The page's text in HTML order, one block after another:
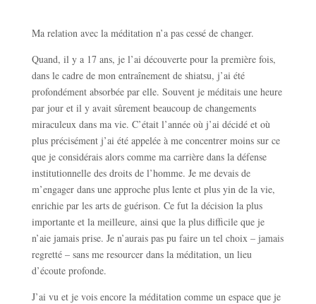
Ma relation avec la méditation n’a pas cessé de changer.
Quand, il y a 17 ans, je l’ai découverte pour la première fois,
dans le cadre de mon entraînement de shiatsu, j’ai été
profondément absorbée par elle. Souvent je méditais une heure
par jour et il y avait sûrement beaucoup de changements
miraculeux dans ma vie. C’était l’année où j’ai décidé et où
plus précisément j’ai été appelée à me concentrer moins sur ce
que je considérais alors comme ma carrière dans la défense
institutionnelle des droits de l’homme. Je me devais de
m’engager dans une approche plus lente et plus yin de la vie,
enrichie par les arts de guérison. Ce fut la décision la plus
importante et la meilleure, ainsi que la plus difficile que je
n’aie jamais prise. Je n’aurais pas pu faire un tel choix – jamais
regretté – sans me resourcer dans la méditation, un lieu
d’écoute profonde.
J’ai vu et je vois encore la méditation comme un espace que je